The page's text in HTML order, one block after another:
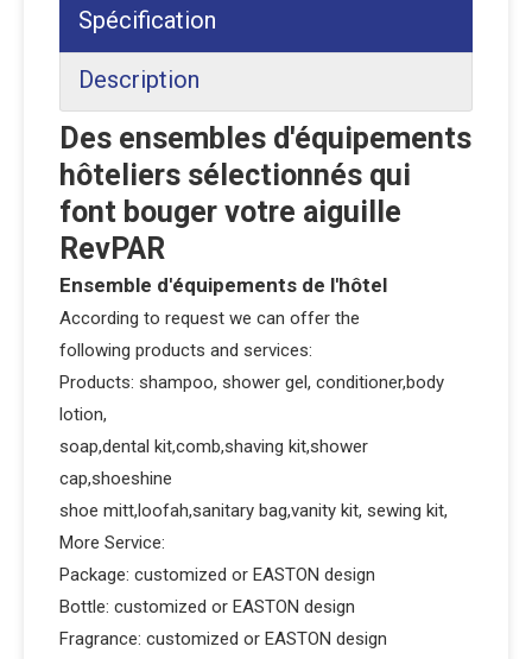
Spécification
Description
Des ensembles d'équipements
hôteliers sélectionnés qui
font bouger votre aiguille
RevPAR
Ensemble d'équipements de l'hôtel
According to request we can offer the
following products and services:
Products: shampoo, shower gel, conditioner,body
lotion,
soap,dental kit,comb,shaving kit,shower
cap,shoeshine
shoe mitt,loofah,sanitary bag,vanity kit, sewing kit,
More Service:
Package: customized or EASTON design
Bottle: customized or EASTON design
Fragrance: customized or EASTON design